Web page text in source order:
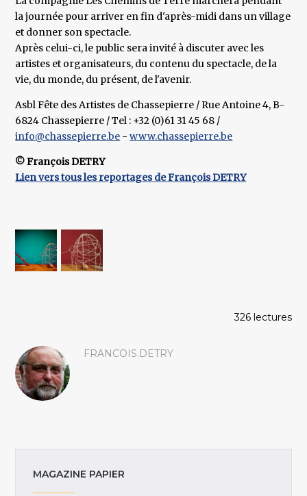
la journée pour arriver en fin d'après-midi dans un village
et donner son spectacle.
Après celui-ci, le public sera invité à discuter avec les
artistes et organisateurs, du contenu du spectacle, de la
vie, du monde, du présent, de l'avenir.
Asbl Fête des Artistes de Chassepierre / Rue Antoine 4, B-
6824 Chassepierre / Tel : +32 (0)61 31 45 68 /
info@chassepierre.be -www.chassepierre.be
© François DETRY
Lien vers tous les reportages de François DETRY
326 lectures
FRANCOIS.DETRY
MAGAZINE PAPIER